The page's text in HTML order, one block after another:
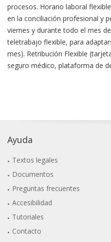
procesos. Horario laboral
en la conciliación profesional y
viernes y durante todo el mes
teletrabajo flexible, para
mes). Retribución Flexible
seguro médico, plataforma de
Ayuda
Textos legales
Documentos
Preguntas frecuentes
Accesibilidad
Tutoriales
Contacto